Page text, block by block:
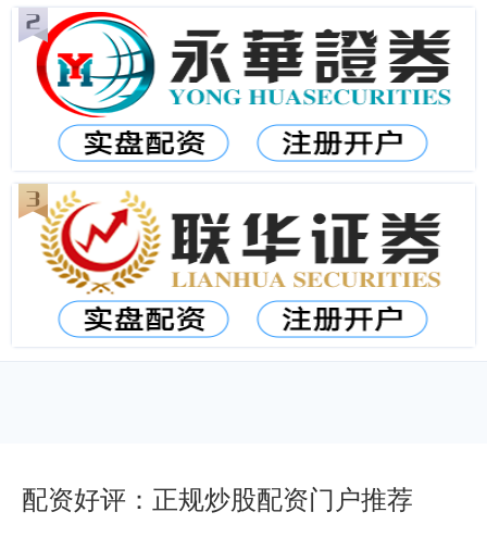
配资好评：正规炒股配资门户推荐